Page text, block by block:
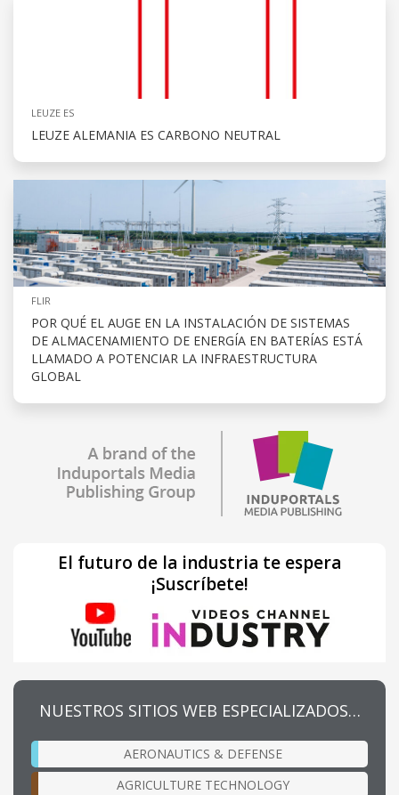
LEUZE ES
LEUZE ALEMANIA ES CARBONO NEUTRAL
FLIR
POR QUÉ EL AUGE EN LA INSTALACIÓN DE SISTEMAS
DE ALMACENAMIENTO DE ENERGÍA EN BATERÍAS ESTÁ
LLAMADO A POTENCIAR LA INFRAESTRUCTURA
GLOBAL
El futuro de la industria te espera
¡Suscríbete!
NUESTROS SITIOS WEB ESPECIALIZADOS…
AERONAUTICS & DEFENSE
AGRICULTURE TECHNOLOGY